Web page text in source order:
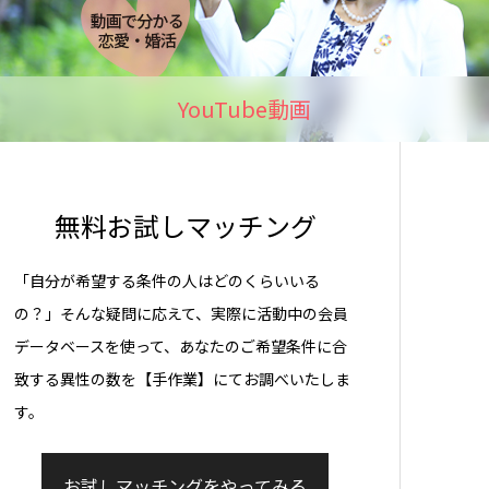
YouTube動画
無料お試しマッチング
「自分が希望する条件の人はどのくらいいる
の？」そんな疑問に応えて、実際に活動中の会員
データベースを使って、あなたのご希望条件に合
致する異性の数を【手作業】にてお調べいたしま
す。